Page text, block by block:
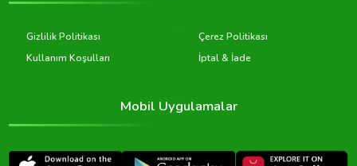
Gizlilik Politikası
Çerez Politikası
Kullanım Koşulları
İptal & İade
Mobil Uygulamalar